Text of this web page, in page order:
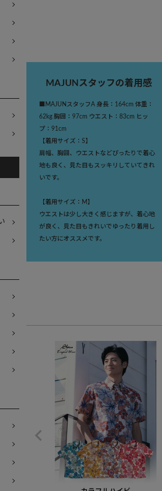
MAJUNスタッフの着用感
■MAJUNスタッフA 身長：164cm 体重：
62kg 胸囲：97cm ウエスト：83cm ヒッ
プ：91cm
【着用サイズ：S】
肩幅、胸囲、ウエストなどぴったりで着心
地も良く、見た目もスッキリしていてきれ
いです。
【着用サイズ：M】
ウエストは少し大きく感じますが、着心地
が良く、見た目もきれいでゆったり着用し
たい方にオススメです。